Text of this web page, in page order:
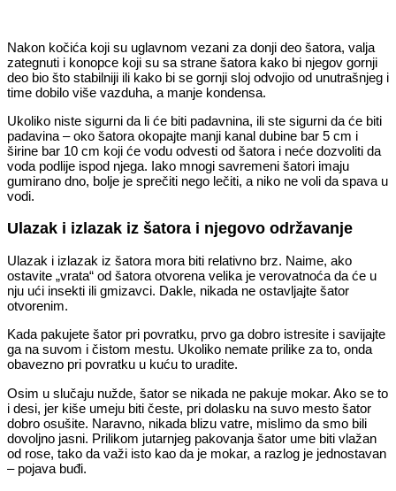
Nakon kočića koji su uglavnom vezani za donji deo šatora, valja
zategnuti i konopce koji su sa strane šatora kako bi njegov gornji
deo bio što stabilniji ili kako bi se gornji sloj odvojio od unutrašnjeg i
time dobilo više vazduha, a manje kondensa.
Ukoliko niste sigurni da li će biti padavnina, ili ste sigurni da će biti
padavina – oko šatora okopajte manji kanal dubine bar 5 cm i
širine bar 10 cm koji će vodu odvesti od šatora i neće dozvoliti da
voda podlije ispod njega. Iako mnogi savremeni šatori imaju
gumirano dno, bolje je sprečiti nego lečiti, a niko ne voli da spava u
vodi.
Ulazak i izlazak iz šatora i njegovo održavanje
Ulazak i izlazak iz šatora mora biti relativno brz. Naime, ako
ostavite „vrata“ od šatora otvorena velika je verovatnoća da će u
nju ući insekti ili gmizavci. Dakle, nikada ne ostavljajte šator
otvorenim.
Kada pakujete šator pri povratku, prvo ga dobro istresite i savijajte
ga na suvom i čistom mestu. Ukoliko nemate prilike za to, onda
obavezno pri povratku u kuću to uradite.
Osim u slučaju nužde, šator se nikada ne pakuje mokar. Ako se to
i desi, jer kiše umeju biti česte, pri dolasku na suvo mesto šator
dobro osušite. Naravno, nikada blizu vatre, mislimo da smo bili
dovoljno jasni. Prilikom jutarnjeg pakovanja šator ume biti vlažan
od rose, tako da važi isto kao da je mokar, a razlog je jednostavan
– pojava buđi.